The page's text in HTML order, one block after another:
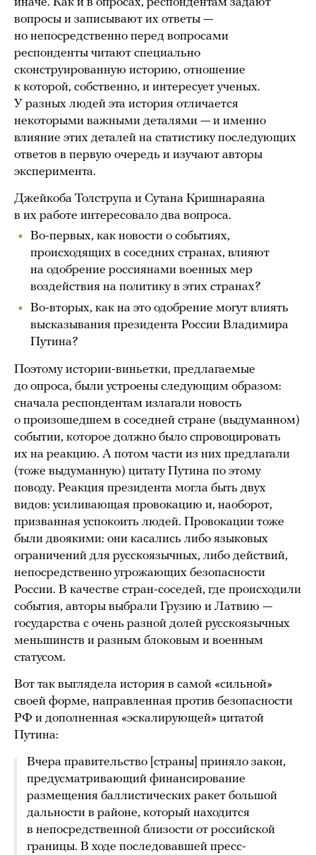
вопросы и записывают их ответы —
но непосредственно перед вопросами
респонденты читают специально
сконструированную историю, отношение
к которой, собственно, и интересует ученых.
У разных людей эта история отличается
некоторыми важными деталями — и именно
влияние этих деталей на статистику последующих
ответов в первую очередь и изучают авторы
эксперимента.
Джейкоба Толструпа и Сутана Кришнараяна
в их работе интересовало два вопроса.
Во-первых, как новости о событиях,
происходящих в соседних странах, влияют
на одобрение россиянами военных мер
воздействия на политику в этих странах?
Во-вторых, как на это одобрение могут влиять
высказывания президента России Владимира
Путина?
Поэтому истории-виньетки, предлагаемые
до опроса, были устроены следующим образом:
сначала респондентам излагали новость
о произошедшем в соседней стране (выдуманном)
событии, которое должно было спровоцировать
их на реакцию. А потом части из них предлагали
(тоже выдуманную) цитату Путина по этому
поводу. Реакция президента могла быть двух
видов: усиливающая провокацию и, наоборот,
призванная успокоить людей. Провокации тоже
были двоякими: они касались либо языковых
ограничений для русскоязычных, либо действий,
непосредственно угрожающих безопасности
России. В качестве стран-соседей, где происходили
события, авторы выбрали Грузию и Латвию —
государства с очень разной долей русскоязычных
меньшинств и разным блоковым и военным
статусом.
Вот так выглядела история в самой «сильной»
своей форме, направленная против безопасности
РФ и дополненная «эскалирующей» цитатой
Путина:
Вчера правительство [страны] приняло закон,
предусматривающий финансирование
размещения баллистических ракет большой
дальности в районе, который находится
в непосредственной близости от российской
границы. В ходе последовавшей пресс-